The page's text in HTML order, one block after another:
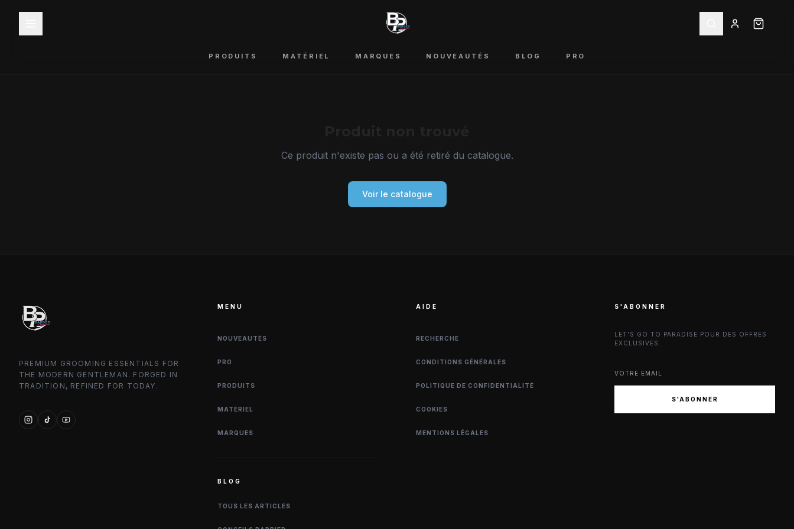
PRODUITS MATÉRIEL MARQUES NOUVEAUTÉS BLOG PRO
Ce produit n'existe pas ou a été retiré du catalogue.
Voir le catalogue
PREMIUM GROOMING ESSENTIALS FOR
THE MODERN GENTLEMAN. FORGED IN
TRADITION, REFINED FOR TODAY.
MENU
NOUVEAUTÉS
PRO
PRODUITS
MATÉRIEL
MARQUES
BLOG
TOUS LES ARTICLES
AIDE
RECHERCHE
CONDITIONS GÉNÉRALES
POLITIQUE DE CONFIDENTIALITÉ
COOKIES
MENTIONS LÉGALES
S'ABONNER
LET'S GO TO PARADISE POUR DES OFFRES
EXCLUSIVES.
S'ABONNER